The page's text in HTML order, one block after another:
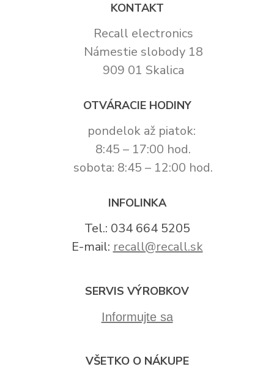
KONTAKT
Recall electronics
Námestie slobody 18
909 01 Skalica
OTVÁRACIE HODINY
pondelok až piatok:
8:45 – 17:00 hod.
sobota: 8:45 – 12:00 hod.
INFOLINKA
Tel.: 034 664 5205
E-mail: recall@recall.sk
SERVIS VÝROBKOV
Informujte sa
VŠETKO O NÁKUPE